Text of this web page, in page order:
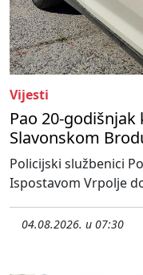
Vijesti
Pao 20-
Slavonskom
Policijski službenici
Ispostavom Vrpolje
04.08.2026. u 07:30